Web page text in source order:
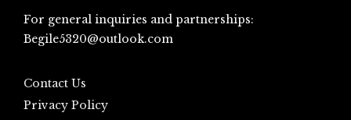
For general inquiries and partnerships:
Begile5320@outlook.com
Contact Us
Privacy Policy